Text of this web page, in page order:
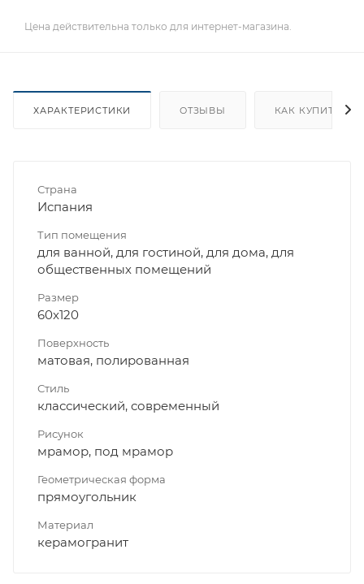
Цена действительна только для интернет-магазина.
ХАРАКТЕРИСТИКИ ОТЗЫВЫ КАК КУПИТЬ
Страна
Испания
Тип помещения
для ванной, для гостиной, для дома, для
общественных помещений
Размер
60x120
Поверхность
матовая, полированная
Стиль
классический, современный
Рисунок
мрамор, под мрамор
Геометрическая форма
прямоугольник
Материал
керамогранит